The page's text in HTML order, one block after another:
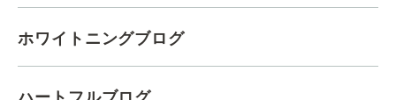
ホワイトニングブログ